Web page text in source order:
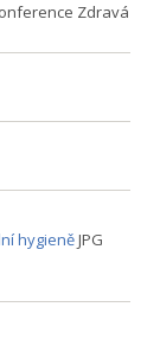
Zdravá
hygieněJPG